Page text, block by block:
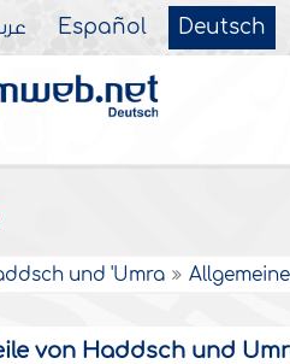
Español Deutsch
und 'Umra
von Haddsch und